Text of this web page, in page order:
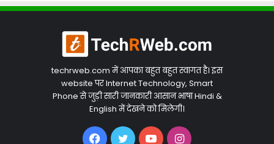
techrweb.com में आपका बहुत बहुत स्वागत है। इस
website पर Internet Technology, Smart
Phone से जुड़ी सारी जानकारी आसान भाषा Hindi &
English में देखने को मिलेगी।
Facebook
TwitterYouTubeInstagram